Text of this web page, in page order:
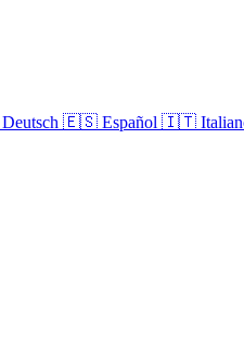
Deutsch 🇪🇸 Español 🇮🇹